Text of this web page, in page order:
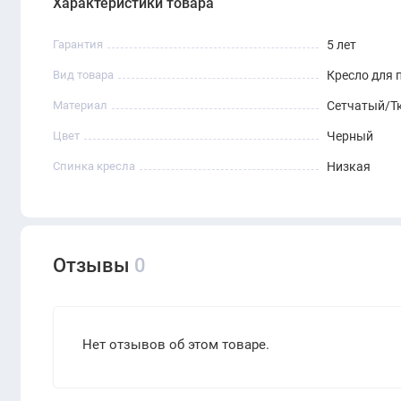
Характеристики товара
Гарантия 5 лет
Вид товара Кресло для
Материал Сетчатый/
Цвет Черный
Спинка кресла Низкая
Отзывы 0
Нет отзывов об этом товаре.